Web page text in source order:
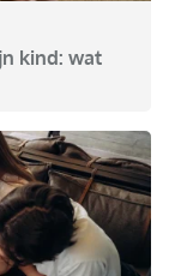
kind: wat